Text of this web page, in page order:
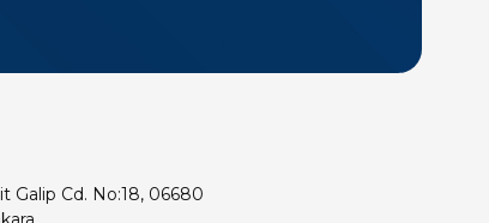
Galip Cd. No:18, 06680